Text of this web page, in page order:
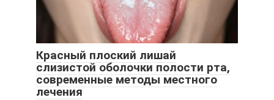
Красный плоский лишай
слизистой оболочки полости рта,
современные методы местного
лечения